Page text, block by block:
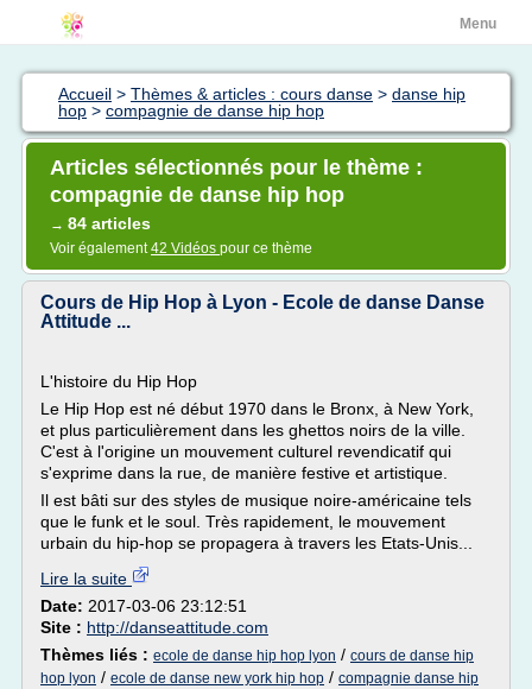
Menu
Accueil > Thèmes & articles : cours danse > danse hip
hop > compagnie de danse hip hop
Articles sélectionnés pour le thème :
compagnie de danse hip hop
→ 84 articles
Voir également42 Vidéos pour ce thème
Cours de Hip Hop à Lyon - Ecole de danse Danse
Attitude ...
L'histoire du Hip Hop
Le Hip Hop est né début 1970 dans le Bronx, à New York,
et plus particulièrement dans les ghettos noirs de la ville.
C'est à l'origine un mouvement culturel revendicatif qui
s'exprime dans la rue, de manière festive et artistique.
Il est bâti sur des styles de musique noire-américaine tels
que le funk et le soul. Très rapidement, le mouvement
urbain du hip-hop se propagera à travers les Etats-Unis...
Lire la suite
Date: 2017-03-06 23:12:51
Site : http://danseattitude.com
Thèmes liés : ecole de danse hip hop lyon / cours de danse hip
hop lyon / ecole de danse new york hip hop / compagnie danse hip